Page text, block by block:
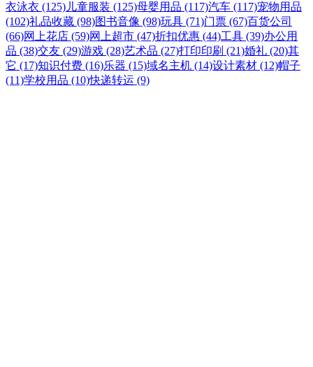
衣泳衣 (125) 儿童服装 (125)母婴用品 (117)汽车 (117)宠物用品
(102)礼品收藏 (98)图书音像 (98)玩具 (71)门票 (67)百货公司
(66)网上花店 (59)网上超市 (47)折扣优惠 (44)工具 (39)办公用
品 (38)交友 (29)游戏 (28)艺术品 (27)打印印刷 (21)婚礼 (20)其
它 (17)知识付费 (16)乐器 (15)域名主机 (14)设计素材 (12)帽子
(11)学校用品 (10)快递转运 (9)